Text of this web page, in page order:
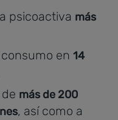
psicoactiva más
en 14
más de 200
, así como a